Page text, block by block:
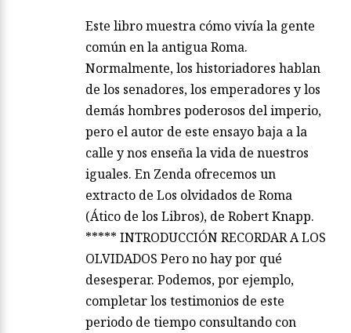
Este libro muestra cómo vivía la gente
común en la antigua Roma.
Normalmente, los historiadores hablan
de los senadores, los emperadores y los
demás hombres poderosos del imperio,
pero el autor de este ensayo baja a la
calle y nos enseña la vida de nuestros
iguales. En Zenda ofrecemos un
extracto de Los olvidados de Roma
(Ático de los Libros), de Robert Knapp.
***** INTRODUCCIÓN RECORDAR A LOS
OLVIDADOS Pero no hay por qué
desesperar. Podemos, por ejemplo,
completar los testimonios de este
periodo de tiempo consultando con